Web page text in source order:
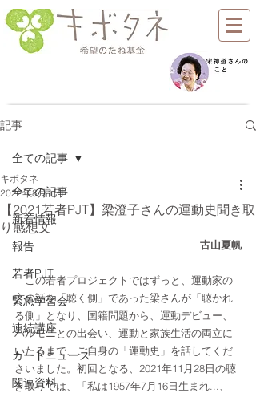
記事
全ての記事
新着情報
報告
若者PJT
緊急学習会
連続講座
カードニュース
関連資料
全ての記事
【2021若者PJT】梁澄子さんの運動史聞き取
り感想文
キボタネ
2022年8月1日
古山夏帆
この若者プロジェクトではずっと、運動家の
方の話を「聴く側」であった梁さんが「聴かれ
る側」となり、国籍問題から、運動デビュー、
ハルモニとの出会い、運動と家族生活の両立に
いたるまで、ご自身の「運動史」を話してくだ
さいました。初回となる、2021年11月28日の聴
き取りでは、「私は1957年7月16日生まれ...、